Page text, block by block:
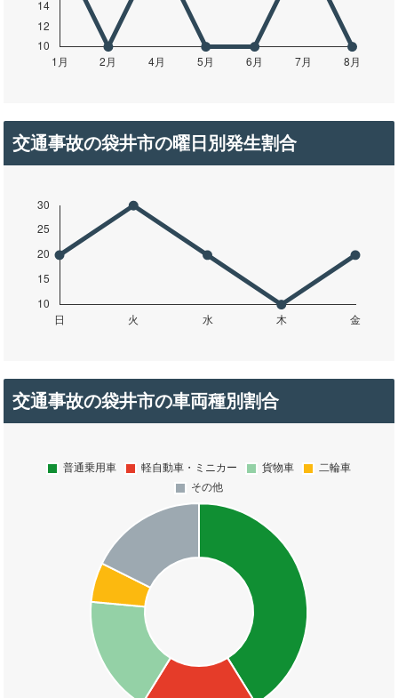
交通事故の袋井市の曜日別発生割合
交通事故の袋井市の車両種別割合